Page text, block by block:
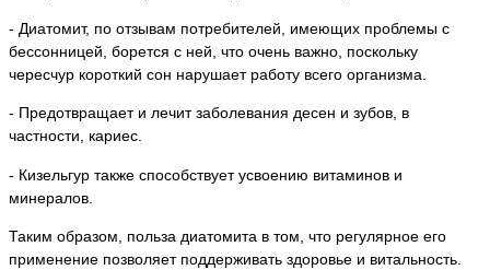
- Диатомит, по отзывам потребителей, имеющих проблемы с
бессонницей, борется с ней, что очень важно, поскольку
чересчур короткий сон нарушает работу всего организма.
- Предотвращает и лечит заболевания десен и зубов, в
частности, кариес.
- Кизельгур также способствует усвоению витаминов и
минералов.
Таким образом, польза диатомита в том, что регулярное его
применение позволяет поддерживать здоровье и витальность.